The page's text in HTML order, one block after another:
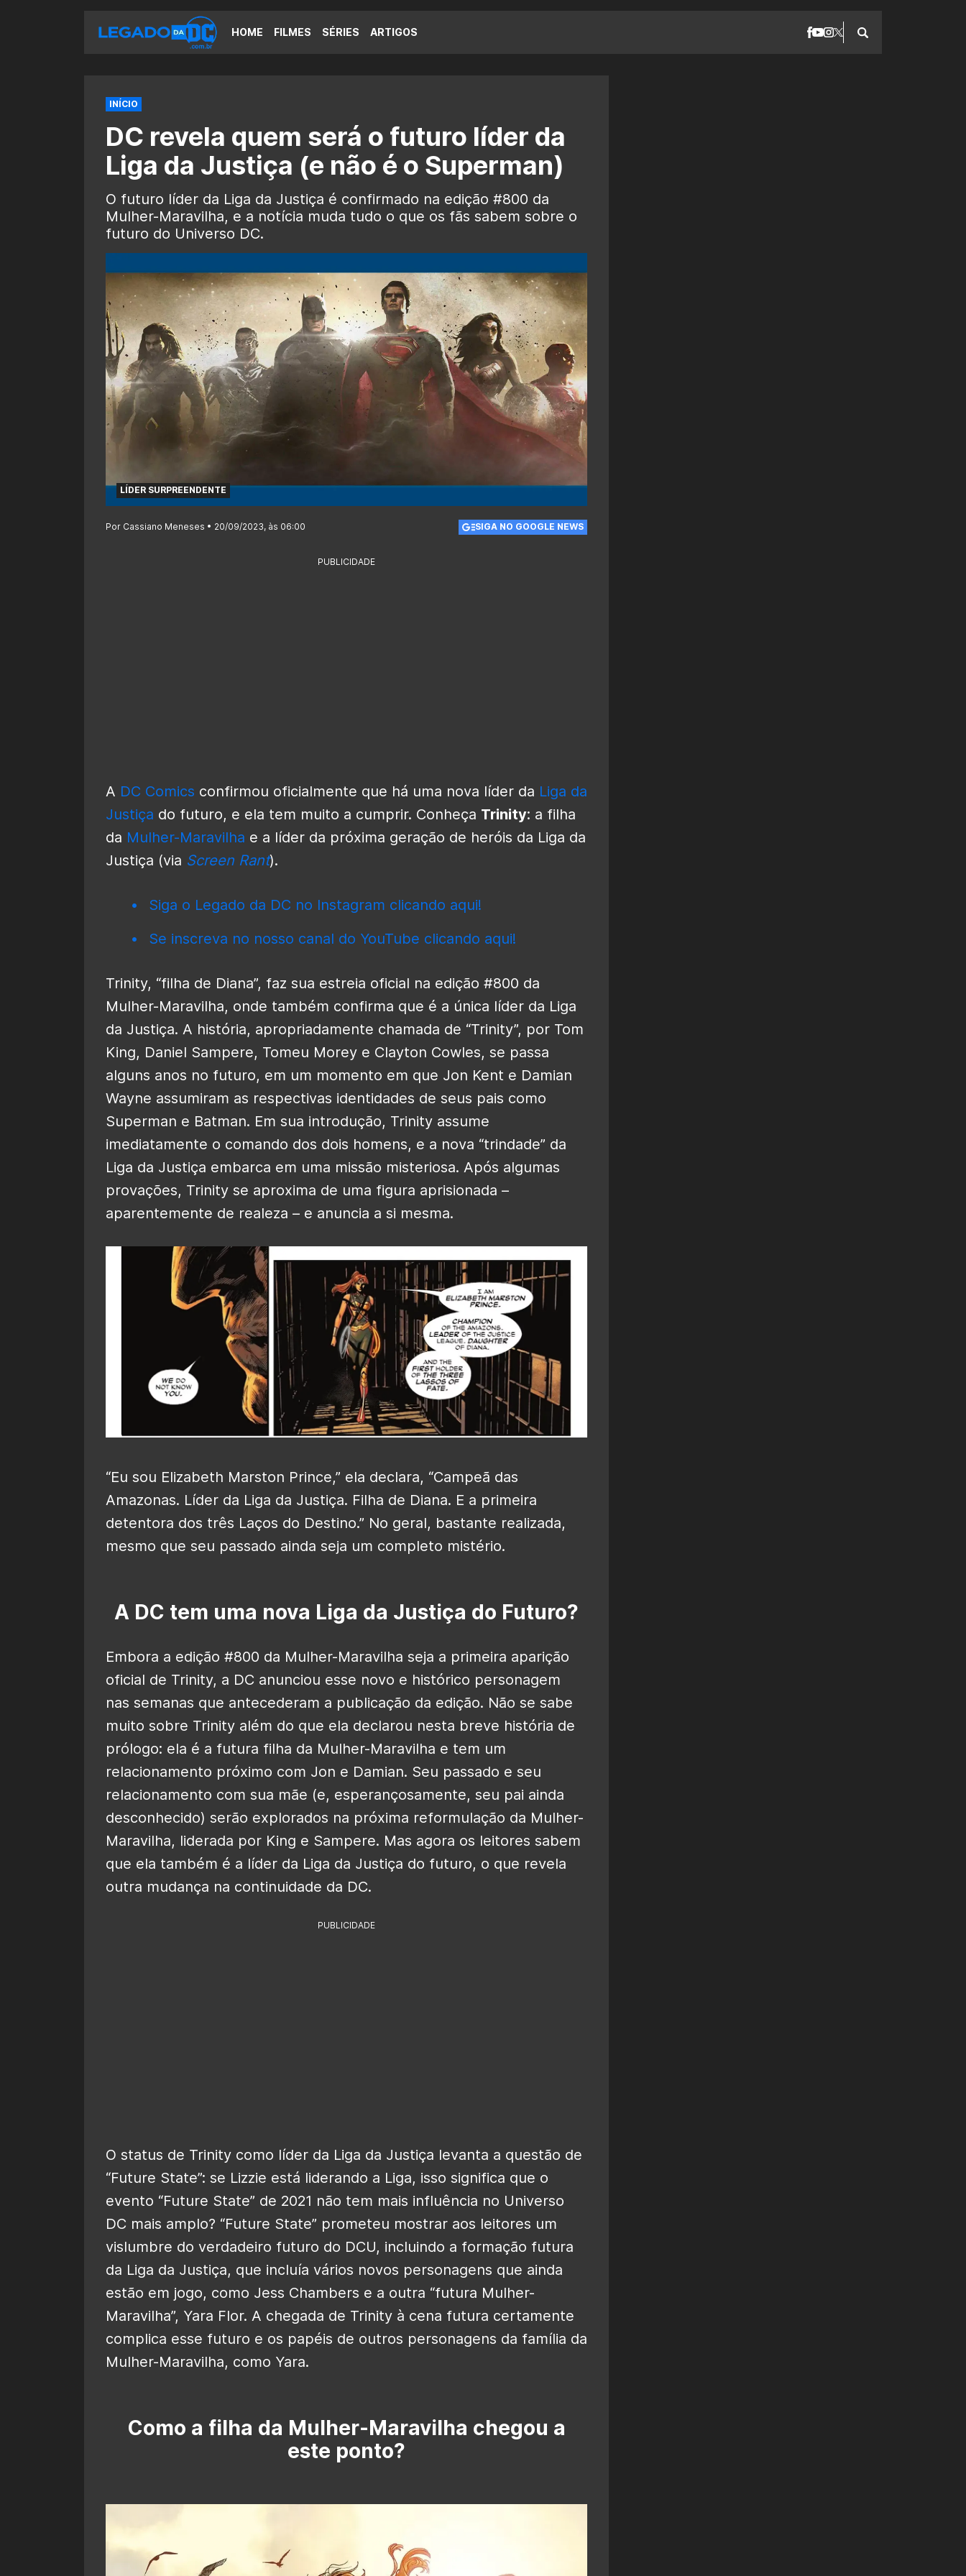
HOME FILMES SÉRIES ARTIGOS
INÍCIO
DC revela quem será o futuro líder da
Liga da Justiça (e não é o Superman)
O futuro líder da Liga da Justiça é confirmado na edição #800 da
Mulher-Maravilha, e a notícia muda tudo o que os fãs sabem sobre o
futuro do Universo DC.
LÍDER SURPREENDENTE
Por Cassiano Meneses • 20/09/2023, às 06:00 SIGA NO GOOGLE NEWS
PUBLICIDADE
A DC Comics confirmou oficialmente que há uma nova líder da Liga da
Justiça do futuro, e ela tem muito a cumprir. Conheça Trinity: a filha
da Mulher-Maravilha e a líder da próxima geração de heróis da Liga da
Justiça (via Screen Rant).
Siga o Legado da DC no Instagram clicando aqui!
Se inscreva no nosso canal do YouTube clicando aqui!
Trinity, “filha de Diana”, faz sua estreia oficial na edição #800 da
Mulher-Maravilha, onde também confirma que é a única líder da Liga
da Justiça. A história, apropriadamente chamada de “Trinity”, por Tom
King, Daniel Sampere, Tomeu Morey e Clayton Cowles, se passa
alguns anos no futuro, em um momento em que Jon Kent e Damian
Wayne assumiram as respectivas identidades de seus pais como
Superman e Batman. Em sua introdução, Trinity assume
imediatamente o comando dos dois homens, e a nova “trindade” da
Liga da Justiça embarca em uma missão misteriosa. Após algumas
provações, Trinity se aproxima de uma figura aprisionada –
aparentemente de realeza – e anuncia a si mesma.
“Eu sou Elizabeth Marston Prince,” ela declara, “Campeã das
Amazonas. Líder da Liga da Justiça. Filha de Diana. E a primeira
detentora dos três Laços do Destino.” No geral, bastante realizada,
mesmo que seu passado ainda seja um completo mistério.
A DC tem uma nova Liga da Justiça do Futuro?
Embora a edição #800 da Mulher-Maravilha seja a primeira aparição
oficial de Trinity, a DC anunciou esse novo e histórico personagem
nas semanas que antecederam a publicação da edição. Não se sabe
muito sobre Trinity além do que ela declarou nesta breve história de
prólogo: ela é a futura filha da Mulher-Maravilha e tem um
relacionamento próximo com Jon e Damian. Seu passado e seu
relacionamento com sua mãe (e, esperançosamente, seu pai ainda
desconhecido) serão explorados na próxima reformulação da Mulher-
Maravilha, liderada por King e Sampere. Mas agora os leitores sabem
que ela também é a líder da Liga da Justiça do futuro, o que revela
outra mudança na continuidade da DC.
PUBLICIDADE
O status de Trinity como líder da Liga da Justiça levanta a questão de
“Future State”: se Lizzie está liderando a Liga, isso significa que o
evento “Future State” de 2021 não tem mais influência no Universo
DC mais amplo? “Future State” prometeu mostrar aos leitores um
vislumbre do verdadeiro futuro do DCU, incluindo a formação futura
da Liga da Justiça, que incluía vários novos personagens que ainda
estão em jogo, como Jess Chambers e a outra “futura Mulher-
Maravilha”, Yara Flor. A chegada de Trinity à cena futura certamente
complica esse futuro e os papéis de outros personagens da família da
Mulher-Maravilha, como Yara.
Como a filha da Mulher-Maravilha chegou a
este ponto?